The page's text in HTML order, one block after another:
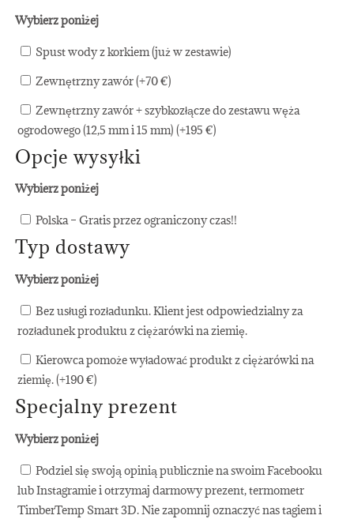
Wybierz poniżej
Spust wody z korkiem (już w zestawie)
Zewnętrzny zawór (+70€)
Zewnętrzny zawór + szybkozłącze do zestawu węża
ogrodowego (12,5 mm i 15 mm) (+195 €)
Opcje wysyłki
Wybierz poniżej
Polska – Gratis przez ograniczony czas!!
Typ dostawy
Wybierz poniżej
Bez usługi rozładunku. Klient jest odpowiedzialny za
rozładunek produktu z ciężarówki na ziemię.
Kierowca pomoże wyładować produkt z ciężarówki na
ziemię. (+190€)
Specjalny prezent
Wybierz poniżej
Podziel się swoją opinią publicznie na swoim Facebooku
lub Instagramie i otrzymaj darmowy prezent, termometr
TimberTemp Smart 3D. Nie zapomnij oznaczyć nas tagiem i